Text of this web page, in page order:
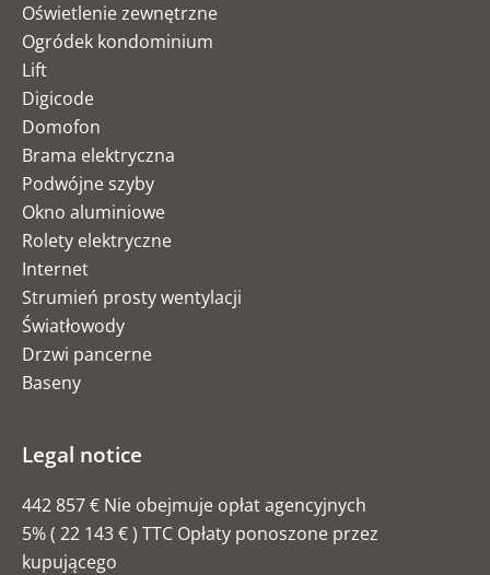
Oświetlenie zewnętrzne
Ogródek kondominium
Lift
Digicode
Domofon
Brama elektryczna
Podwójne szyby
Okno aluminiowe
Rolety elektryczne
Internet
Strumień prosty wentylacji
Światłowody
Drzwi pancerne
Baseny
Legal notice
442 857 € Nie obejmuje opłat agencyjnych
5% ( 22 143 € ) TTC Opłaty ponoszone przez
kupującego